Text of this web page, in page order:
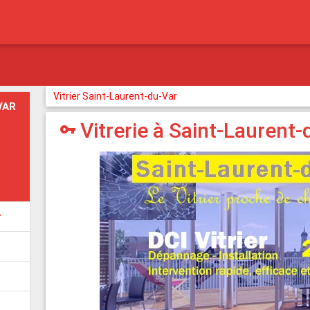
Vitrier Saint-Laurent-du-Var
 Vitrerie à Saint-Laurent-